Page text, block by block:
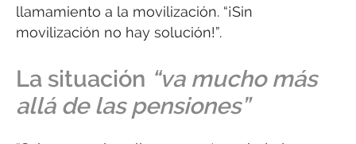
llamamiento a la movilización. “¡Sin
movilización no hay solución!”.
La situación “va mucho más
allá de las pensiones”